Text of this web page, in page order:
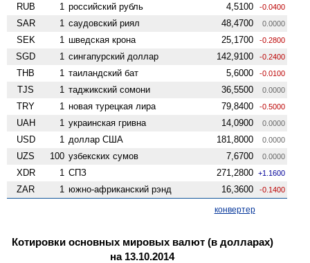
RUB 1 российский рубль 4,5100 -0.0400
SAR 1 саудовский риял 48,4700 0.0000
SEK 1 шведская крона 25,1700 -0.2800
SGD 1 сингапурский доллар 142,9100 -0.2400
THB 1 таиландский бат 5,6000 -0.0100
TJS 1 таджикский сомони 36,5500 0.0000
TRY 1 новая турецкая лира 79,8400 -0.5000
UAH 1 украинская гривна 14,0900 0.0000
USD 1 доллар США 181,8000 0.0000
UZS 100 узбекских сумов 7,6700 0.0000
XDR 1 СПЗ 271,2800 +1.1600
ZAR 1 южно-африканский рэнд 16,3600 -0.1400
конвертер
Котировки основных мировых валют (в долларах)
на 13.10.2014